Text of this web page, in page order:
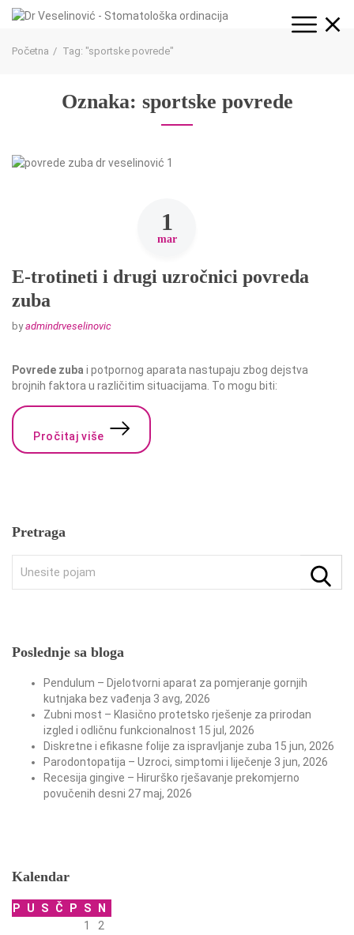
Početna Tag: "sportske povrede"
Oznaka: sportske povrede
1
mar
E-trotineti i drugi uzročnici povreda
zuba
byadmindrveselinovic
Povrede zuba i potpornog aparata nastupaju zbog dejstva
brojnih faktora u različitim situacijama. To mogu biti:
Pročitaj više
Pretraga
Poslednje sa bloga
Pendulum – Djelotvorni aparat za pomjeranje gornjih
kutnjaka bez vađenja 3 avg, 2026
Zubni most – Klasično protetsko rješenje za prirodan
izgled i odličnu funkcionalnost 15 jul, 2026
Diskretne i efikasne folije za ispravljanje zuba 15 jun, 2026
Parodontopatija – Uzroci, simptomi i liječenje 3 jun, 2026
Recesija gingive – Hirurško rješavanje prekomjerno
povučenih desni 27 maj, 2026
Kalendar
P U S Č P S
N
1
2